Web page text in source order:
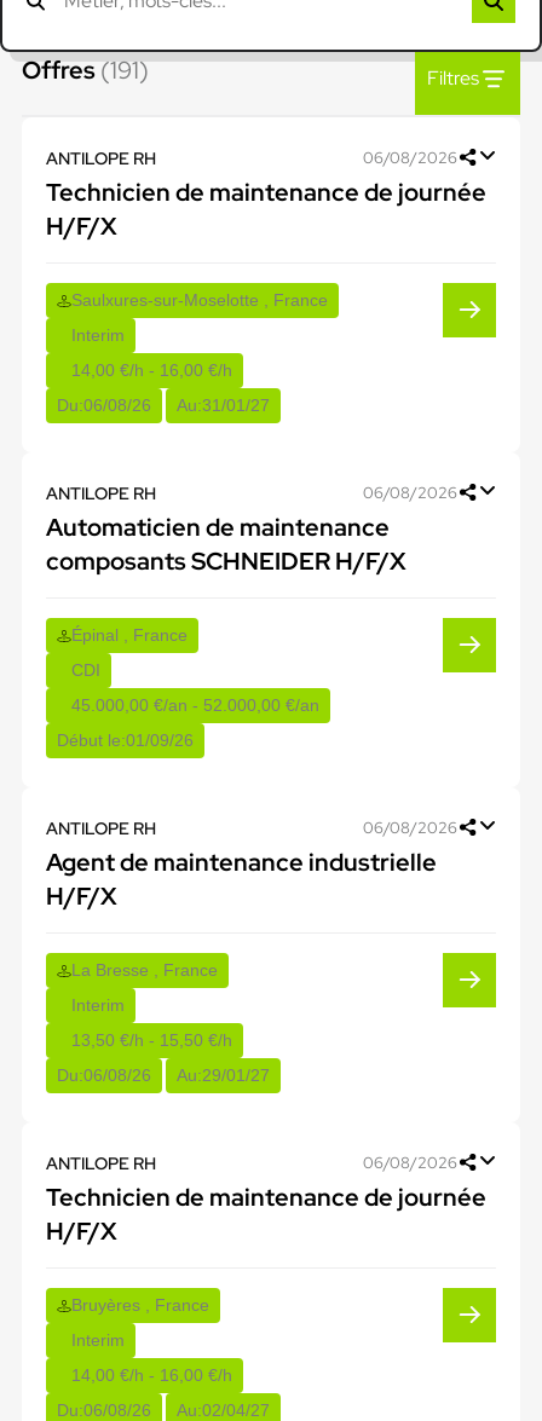
Offres(191) Filtres
ANTILOPE RH 06/08/2026
Technicien de maintenance de journée
H/F/X
Saulxures-sur-Moselotte , France
Interim
14,00 €/h - 16,00 €/h
Du:06/08/26 Au:31/01/27
ANTILOPE RH 06/08/2026
Automaticien de maintenance
composants SCHNEIDER H/F/X
Épinal , France
CDI
45.000,00 €/an - 52.000,00 €/an
Début le:01/09/26
ANTILOPE RH 06/08/2026
Agent de maintenance industrielle
H/F/X
La Bresse , France
Interim
13,50 €/h - 15,50 €/h
Du:06/08/26 Au:29/01/27
ANTILOPE RH 06/08/2026
Technicien de maintenance de journée
H/F/X
Bruyères , France
Interim
14,00 €/h - 16,00 €/h
Du:06/08/26 Au:02/04/27